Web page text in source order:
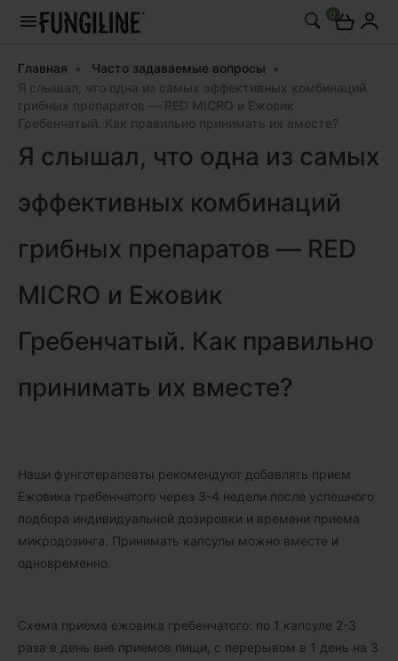
0
Главная
Часто задаваемые вопросы
Я слышал, что одна из самых эффективных комбинаций
грибных препаратов — RED MICRO и Ежовик
Гребенчатый. Как правильно принимать их вместе?
Я слышал, что одна из самых
эффективных комбинаций
грибных препаратов — RED
MICRO и Ежовик
Гребенчатый. Как правильно
принимать их вместе?
Наши фунготерапевты рекомендуют добавлять прием
Ежовика гребенчатого через 3-4 недели после успешного
подбора индивидуальной дозировки и времени приема
микродозинга. Принимать капсулы можно вместе и
одновременно.
Схема приема ежовика гребенчатого: по 1 капсуле 2-3
раза в день вне приемов пищи, с перерывом в 1 день на 3